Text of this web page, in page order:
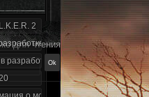
2
разработке!
для чтения